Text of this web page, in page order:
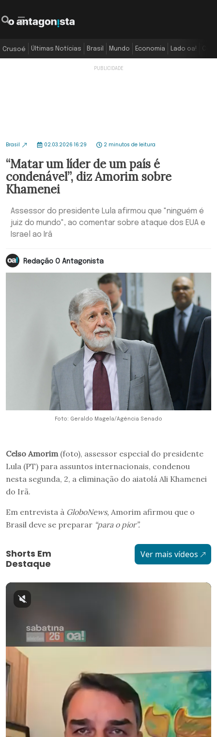
Crusoé Últimas Notícias Brasil Mundo Economia Lado oa!
Brasil 02.03.2026 16:29 2 minutos de leitura
“Matar um líder de um país é
condenável”, diz Amorim sobre
Khamenei
Assessor do presidente Lula afirmou que "ninguém é
juiz do mundo", ao comentar sobre ataque dos EUA e
Israel ao Irã
Redação O Antagonista
Foto: Geraldo Magela/Agência Senado
Celso Amorim (foto), assessor especial do presidente
Lula (PT) para assuntos internacionais, condenou
nesta segunda, 2, a eliminação do aiatolá Ali Khamenei
do Irã.
Em entrevista à GloboNews, Amorim afirmou que o
Brasil deve se preparar “para o pior”.
Shorts Em
Destaque
Ver mais vídeos